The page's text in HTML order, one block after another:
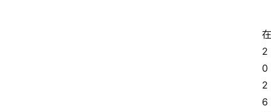
在
2
0
2
6